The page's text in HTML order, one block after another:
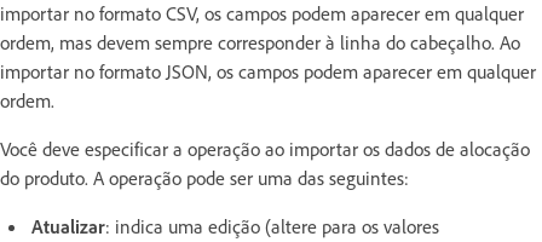
importar no formato CSV, os campos podem aparecer em qualquer
ordem, mas devem sempre corresponder à linha do cabeçalho. Ao
importar no formato JSON, os campos podem aparecer em qualquer
ordem.
Você deve especificar a operação ao importar os dados de alocação
do produto. A operação pode ser uma das seguintes:
Atualizar: indica uma edição (altere para os valores